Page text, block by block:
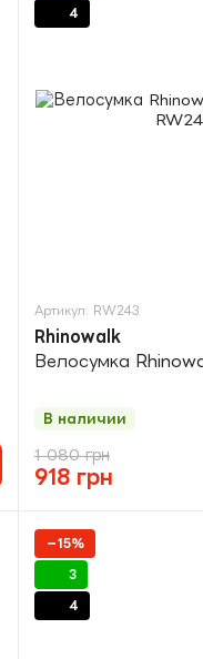
4
Артикул: RW243
Rhinowalk
Велосумка
1 080 грн
918 грн
В наличии
−15%
3
4